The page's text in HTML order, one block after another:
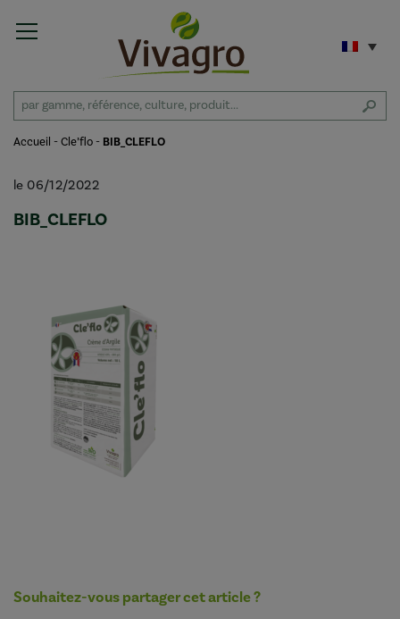
Accueil -Cle’flo - BIB_CLEFLO
le 06/12/2022
BIB_CLEFLO
Souhaitez-vous partager cet article ?